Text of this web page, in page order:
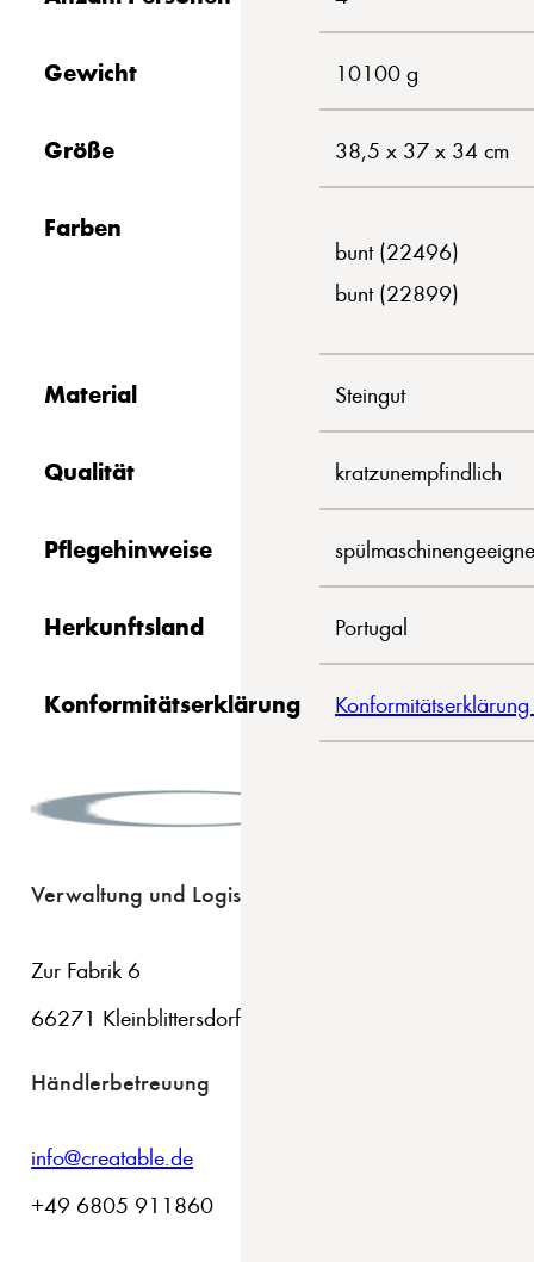
Gewicht 10100 g
Größe 38,5 x 37 x 34 cm
Farben
bunt (22496)
bunt (22899)
Material Steingut
Qualität kratzunempfindlich
Pflegehinweise
Herkunftsland Portugal
Konformitätserklärung
Verwaltung und Logistik
Zur Fabrik 6
66271 Kleinblittersdorf
Händlerbetreuung
info@creatable.de
+49 6805 911860